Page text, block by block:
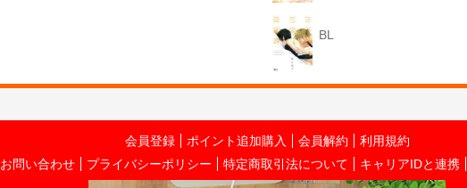
BL
会員登録 ポイント追加購入 会員解約
利用規約
お問い合わせ プライバシーポリシー 特定商取引法について キャリアIDと連携